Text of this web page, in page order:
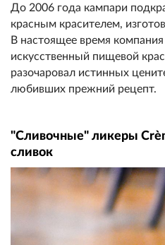
До 2006 года кампари
красным красителем,
В настоящее время компания
искусственный пищевой
разочаровал истинных
любивших прежний рецепт.
"Сливочные" ликеры
сливок